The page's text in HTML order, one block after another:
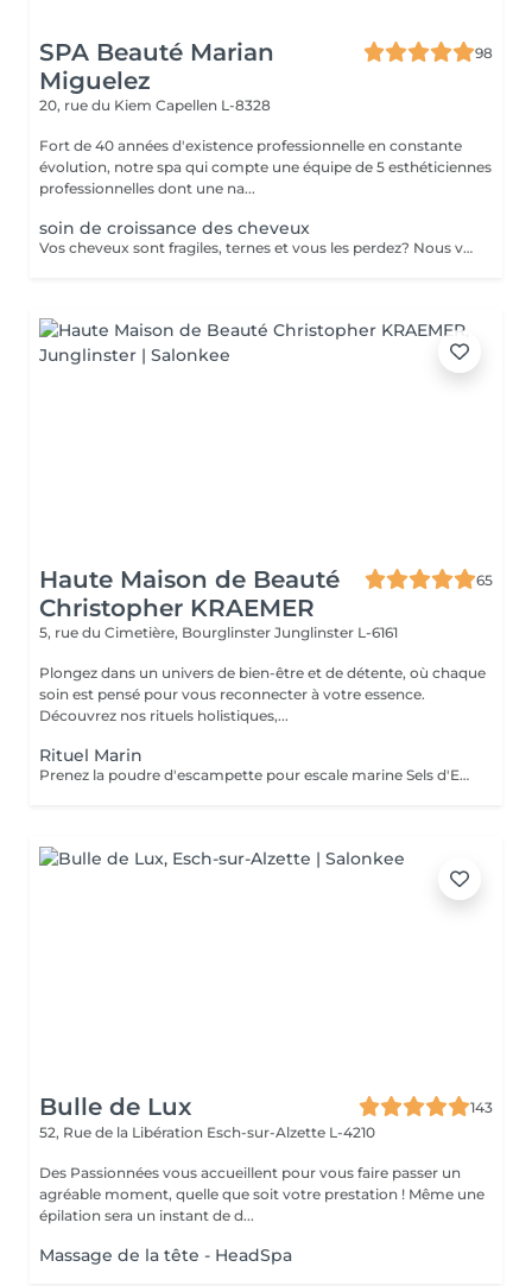
SPA Beauté Marian
Miguelez
98
20, rue du Kiem Capellen L-8328
Fort de 40 années d'existence professionnelle en constante
évolution, notre spa qui compte une équipe de 5 esthéticiennes
professionnelles dont une na...
soin de croissance des cheveux
Vos cheveux sont fragiles, ternes et vous les perdez? Nous vous proposons une cure de 2 semaines (dont 6 applications au total) dans notre institut. - Application d'un shampoing riche en Cell Supporting molecules qui fortifie la racine capillaire et active la pousse du cheveu - Pénétration des actifs grâce aux ultrasons - Application d'un conditionner pour des cheveux souples et brillants - Application d'un sérum riche en Cell Supporting molecules et en Redensyl pour une chevelure pleine de vitalité et volumineuse. Le sérum renforce le métabolisme de la racine des cheveux et en favorise la repousse.
Haute Maison de Beauté
Christopher KRAEMER
65
5, rue du Cimetière, Bourglinster Junglinster L-6161
Plongez dans un univers de bien-être et de détente, où chaque
soin est pensé pour vous reconnecter à votre essence.
Découvrez nos rituels holistiques,...
Rituel Marin
Prenez la poudre d'escampette pour escale marine Sels d'Epsom, algues, poudre de pierres précieuses, huiles essentielles de Lédon De Groenland, c'est tout un programme qui vous attend afin de vous reminéraliser, vous purifier mais aussi vous détendre et à la fois vous énergiser Véritable moment de relaxation complète. Sauna infrarouge, Massage shiatsu, bol d'air jacquier, douche. Onction du huiles précieuses, hammam crânien, facial et respiratoire, bains rythmés avec méditation guidée, exercices de sophrologie, shampooing, pose de masque et massage crânien, rituel de la cascade, rinçage à l'infusion de plantes qui clôture le soin. Le soin ne comprend pas le brushing
Bulle de Lux
143
52, Rue de la Libération Esch-sur-Alzette L-4210
Des Passionnées vous accueillent pour vous faire passer un
agréable moment, quelle que soit votre prestation ! Même une
épilation sera un instant de d...
Massage de la tête - HeadSpa